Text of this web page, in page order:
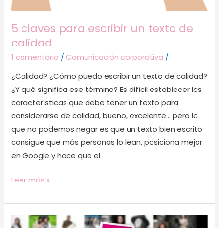
5 claves para escribir un texto de
calidad
1 comentario / Comunicación corporativa /
¿Calidad? ¿Cómo puedo escribir un texto de calidad?
¿Y qué significa ese término? Es difícil establecer las
características que debe tener un texto para
considerarse de calidad, bueno, excelente… pero lo
que no podemos negar es que un texto bien escrito
consigue que más personas lo lean, posiciona mejor
en Google y hace que el
Leer más »
Cómo